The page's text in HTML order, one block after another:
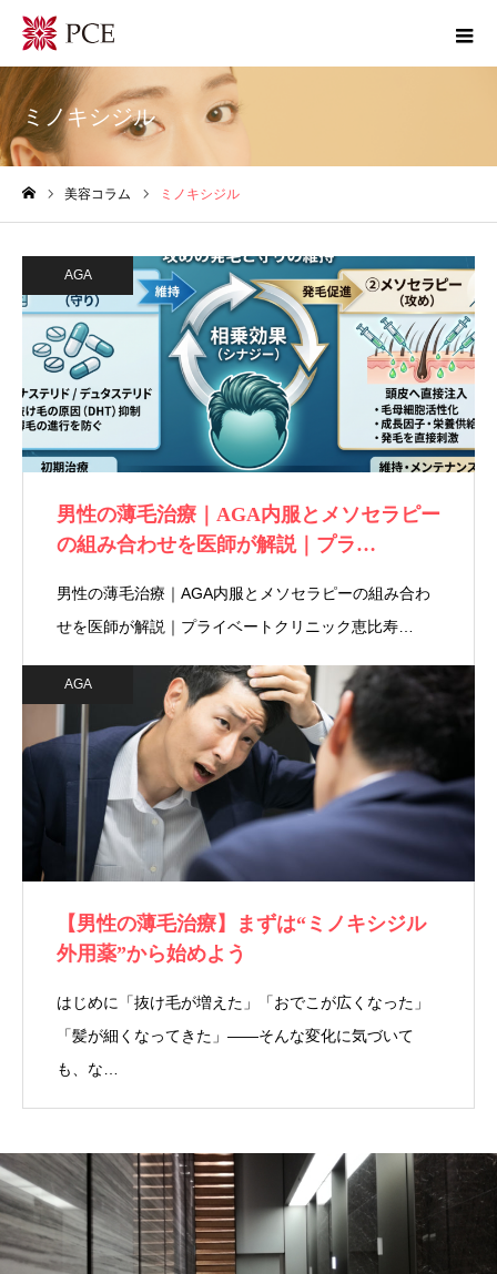
ミノキシジル
美容コラム ミノキシジル
AGA
男性の薄毛治療｜AGA内服とメソセラピー
の組み合わせを医師が解説｜プラ…
男性の薄毛治療｜AGA内服とメソセラピーの組み合わ
せを医師が解説｜プライベートクリニック恵比寿…
AGA
【男性の薄毛治療】まずは“ミノキシジル
外用薬”から始めよう
はじめに「抜け毛が増えた」「おでこが広くなった」
「髪が細くなってきた」――そんな変化に気づいて
も、な…